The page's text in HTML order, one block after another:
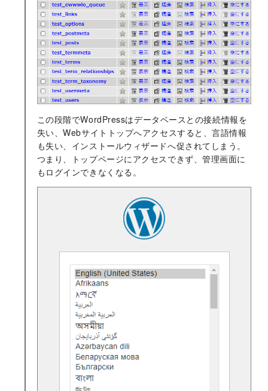
この段階でWordPressはデータベースとの接続情報を
失い、Webサイトトップへアクセスすると、言語情報
も失い、インストールウィザードへ促されてしまう。
つまり、トップページにアクセスできず、管理画面に
もログインできなくなる。